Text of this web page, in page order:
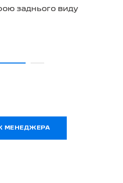
заднього виду
МЕНЕДЖЕРА